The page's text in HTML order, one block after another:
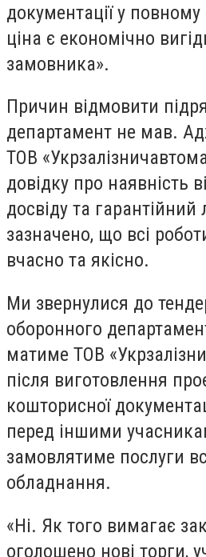
документації у повному
ціна є економічно
замовника».
Причин відмовити
департамент не мав.
ТОВ
довідку про наявність
досвіду та гарантійний
зазначено, що всі
вчасно та якісно.
Ми звернулися до
оборонного
матиме ТОВ
після виготовлення
кошторисної
перед іншими
замовлятиме послуги
обладнання.
«Ні. Як того вимагає
оголошено нові торги,